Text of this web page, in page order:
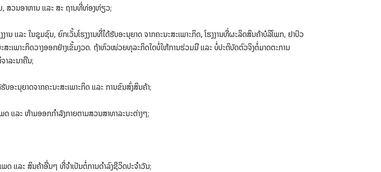
, ສວນອາຫານ ແລະ ສະ ຖານທີ່ທ່ອງທ່ຽວ;
ນ ແລະ ໃນຊຸມຊົນ, ຍົກເວັ້ນໂຮງງານທີ່ໄດ້ຮັບອະນຸຍາດ ຈາກຄະນະສະເພາະກິດ, ໂຮງງານທີ່ຜະລິດສິນຄ້າບໍລິໂພກ, ຢາປົວ
ເພາະກິດວາງອອກຢ່າງເຂັ້ມງວດ. ຖ້າຫົວໜ່ວຍທຸລະກິດໃດບໍ່ໃຫ້ການຮ່ວມມື ແລະ ບໍ່ປະຕິບັດຕົວຈິງຕໍ່ມາດຕະການ
າລະນາຄືນ;
ອະນຸຍາດຈາກຄະນະສະເພາະກິດ ແລະ ການຂົນສົ່ງສິນຄ້າ;
ແລະ ຫ້າມອອກກຳລັງກາຍຕາມສວນສາທາລະນະຕ່າງໆ;
ແລະ ສິນຄ້າອື່ນໆ ທີ່ຈໍາເປັນຕໍ່ການດໍາລົງຊີວິດປະຈໍາວັນ;